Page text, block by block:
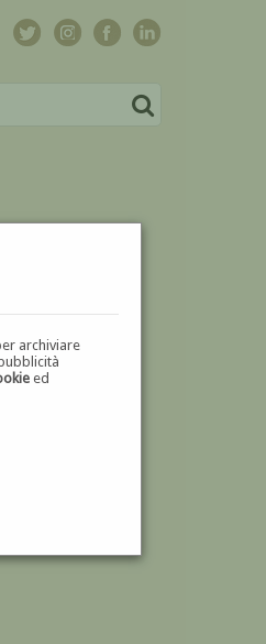
archiviare
ed